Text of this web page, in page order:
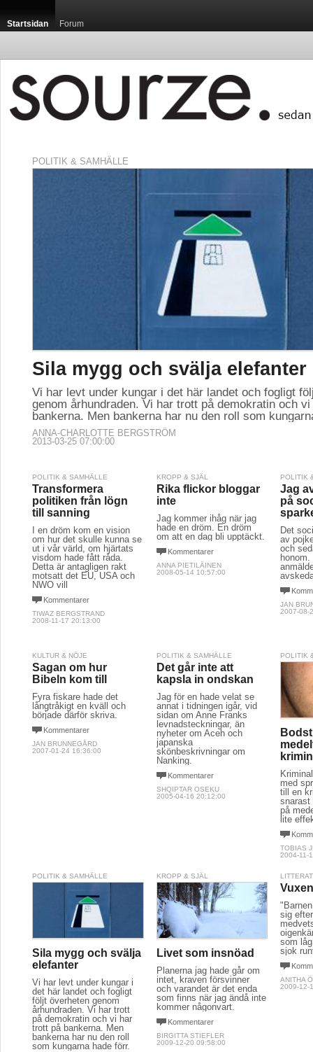
Startsidan Forum
POLITIK & SAMHÄLLE
Sila mygg och svälja elefanter
Vi har levt under kungar i det här landet och fogligt
genom århundraden. Vi har trott på demokratin och
bankerna. Men bankerna har nu den roll som
ANNA-CHARLOTTE BERGSTRÖM
2013-03-25 07:00:00
POLITIK & SAMHÄLLE
Transformera
politiken från lögn
till sanning
I en dröm kom en vision
om hur det skulle kunna se
ut i vår värld, om hjärtats
visdom hade fått råda.
Detta är antagligen rakt
motsatt det EU, USA och
NWO vill
Kommentarer
TIWAZ BERGSTRAND
2008-11-17 20:13:00
KROPP & SJÄL
Rika flickor bloggar
inte
Jag kommer ihåg när jag
hade en dröm. En dröm
om att en dag bli upptäckt.
Kommentarer
ANNA PIETILÄINEN
2008-05-14 10:57:00
POLITIK
Jag
på
Det
av
och
JAN
2007-08-
KULTUR & NÖJE
Sagan om hur
Bibeln kom till
Fyra fiskare hade det
långtråkigt en kväll och
började därför skriva.
Kommentarer
JAN BRUNNEGÅRD
2007-01-24 16:36:00
POLITIK & SAMHÄLLE
Det går inte att
kapsla in ondskan
Jag för en hade velat se
annat i tidningen igår, vid
sidan om Anne Franks
levnadsteckningar, än
nyheter om Aceh och
japanska
skönbeskrivningar om
Nanking.
Kommentarer
SHQIPTAR OSEKU
2005-04-16 20:12:00
POLITIK
med
till en
snarast
på
lite
TOBIAS
2004-11-
POLITIK & SAMHÄLLE
Sila mygg och svälja
elefanter
Vi har levt under kungar i
det här landet och fogligt
följt överheten genom
århundraden. Vi har trott
på demokratin och vi har
trott på bankerna. Men
bankerna har nu den roll
som kungarna hade förr.
KROPP & SJÄL
Livet som insnöad
Planerna jag hade går om
intet, kraven försvinner
och varandet är det enda
som finns när jag ändå inte
kommer någonvart.
Kommentarer
BIRGITTA STIEFLER
2009-12-20 09:58:00
sig
som
sjok
ANITHA
2009-12-